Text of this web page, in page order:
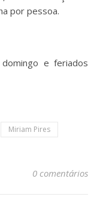
por pessoa.
e feriados
Miriam Pires
0 comentários